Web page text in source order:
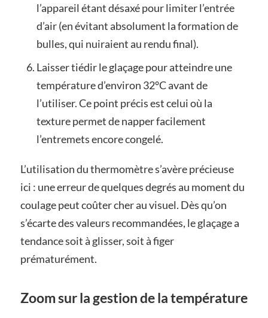
l’appareil étant désaxé pour limiter l’entrée
d’air (en évitant absolument la formation de
bulles, qui nuiraient au rendu final).
Laisser tiédir le glaçage pour atteindre une
température d’environ 32°C avant de
l’utiliser. Ce point précis est celui où la
texture permet de napper facilement
l’entremets encore congelé.
L’utilisation du thermomètre s’avère précieuse
ici : une erreur de quelques degrés au moment du
coulage peut coûter cher au visuel. Dès qu’on
s’écarte des valeurs recommandées, le glaçage a
tendance soit à glisser, soit à figer
prématurément.
Zoom sur la gestion de la température